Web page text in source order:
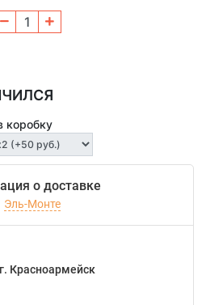
коробку
о доставке
Эль-Монте
Красноармейск